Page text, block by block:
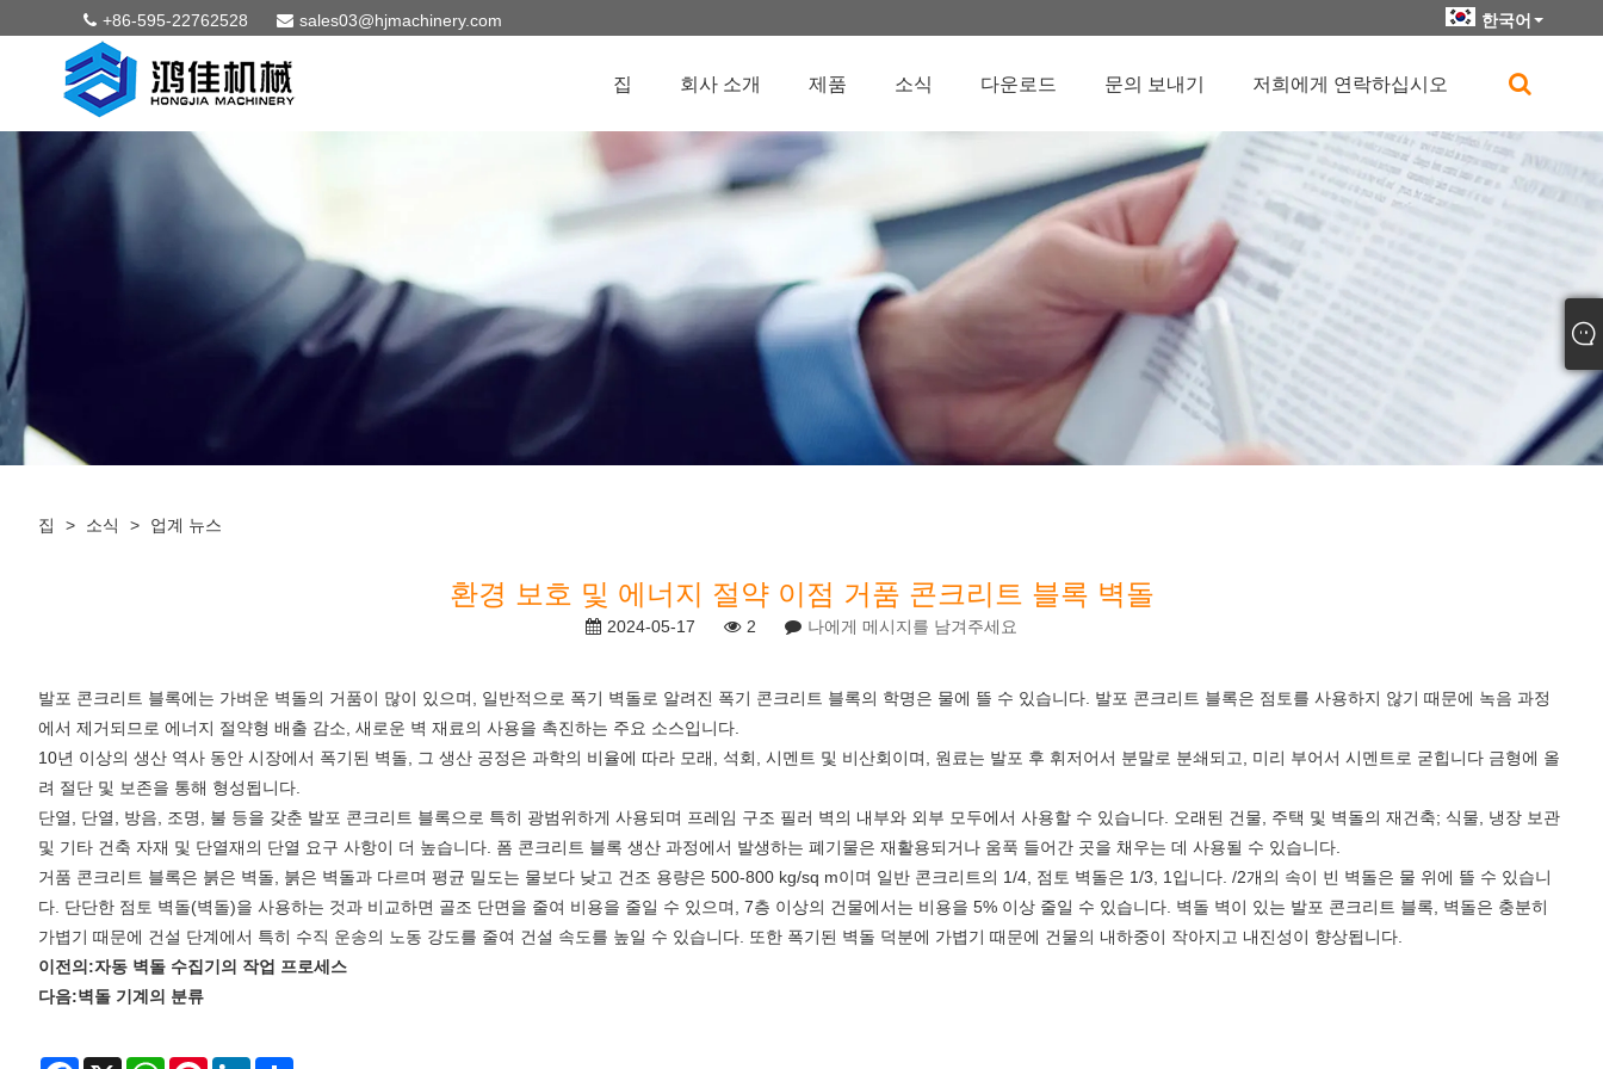
+86-595-22762528 sales03@hjmachinery.com 한국어
집 회사 소개 제품 소식 다운로드 문의 보내기 저희에게 연락하십시오
집 > 소식 > 업계 뉴스
환경 보호 및 에너지 절약 이점 거품 콘크리트 블록 벽돌
2024-05-17 2 나에게 메시지를 남겨주세요
발포 콘크리트 블록에는 가벼운 벽돌의 거품이 많이 있으며, 일반적으로 폭기 벽돌로 알려진 폭기 콘크리트 블록의 학명은 물에 뜰 수 있습니다. 발포 콘크리트 블록은 점토를 사용하지 않기 때문에 녹음 과정
에서 제거되므로 에너지 절약형 배출 감소, 새로운 벽 재료의 사용을 촉진하는 주요 소스입니다.
10년 이상의 생산 역사 동안 시장에서 폭기된 벽돌, 그 생산 공정은 과학의 비율에 따라 모래, 석회, 시멘트 및 비산회이며, 원료는 발포 후 휘저어서 분말로 분쇄되고, 미리 부어서 시멘트로 굳힙니다 금형에 올
려 절단 및 보존을 통해 형성됩니다.
단열, 단열, 방음, 조명, 불 등을 갖춘 발포 콘크리트 블록으로 특히 광범위하게 사용되며 프레임 구조 필러 벽의 내부와 외부 모두에서 사용할 수 있습니다. 오래된 건물, 주택 및 벽돌의 재건축; 식물, 냉장 보관
및 기타 건축 자재 및 단열재의 단열 요구 사항이 더 높습니다. 폼 콘크리트 블록 생산 과정에서 발생하는 폐기물은 재활용되거나 움푹 들어간 곳을 채우는 데 사용될 수 있습니다.
거품 콘크리트 블록은 붉은 벽돌, 붉은 벽돌과 다르며 평균 밀도는 물보다 낮고 건조 용량은 500-800 kg/sq m이며 일반 콘크리트의 1/4, 점토 벽돌은 1/3, 1입니다. /2개의 속이 빈 벽돌은 물 위에 뜰 수 있습니
다. 단단한 점토 벽돌(벽돌)을 사용하는 것과 비교하면 골조 단면을 줄여 비용을 줄일 수 있으며, 7층 이상의 건물에서는 비용을 5% 이상 줄일 수 있습니다. 벽돌 벽이 있는 발포 콘크리트 블록, 벽돌은 충분히
가볍기 때문에 건설 단계에서 특히 수직 운송의 노동 강도를 줄여 건설 속도를 높일 수 있습니다. 또한 폭기된 벽돌 덕분에 가볍기 때문에 건물의 내하중이 작아지고 내진성이 향상됩니다.
이전의:자동 벽돌 수집기의 작업 프로세스
다음:벽돌 기계의 분류